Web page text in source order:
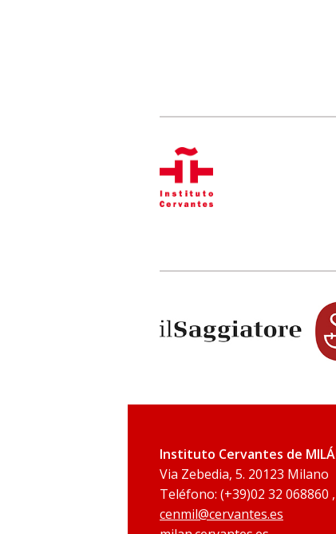
Instituto Cervantes de
Via Zebedia, 5. 20123 Milano
Teléfono: (+39)02 32 068860
cenmil@cervantes.es